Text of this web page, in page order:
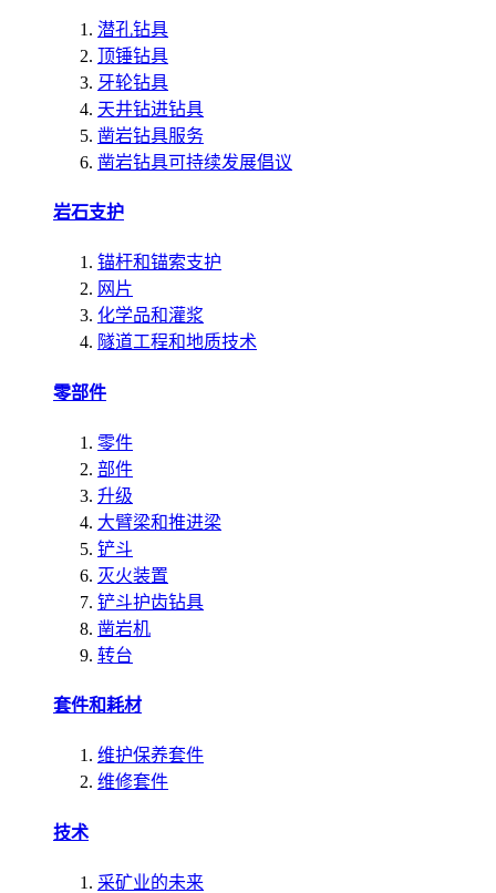
潜孔钻具
顶锤钻具
牙轮钻具
天井钻进钻具
凿岩钻具服务
凿岩钻具可持续发展倡议
岩石支护
锚杆和锚索支护
网片
化学品和灌浆
隧道工程和地质技术
零部件
零件
部件
升级
大臂梁和推进梁
铲斗
灭火装置
铲斗护齿钻具
凿岩机
转台
套件和耗材
维护保养套件
维修套件
技术
采矿业的未来